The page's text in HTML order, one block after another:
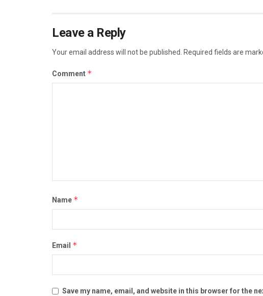
Leave a Reply
Your email address will not be published. Required fields are
Comment *
Name *
Email *
Save my name, email, and website in this browser for the